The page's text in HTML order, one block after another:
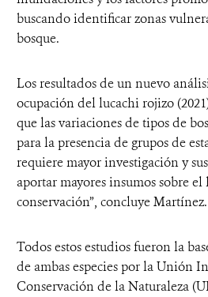
buscando identificar zonas
bosque.
Los resultados de un nuevo
ocupación del lucachi rojizo
que las variaciones de tipos de
para la presencia de grupos de
requiere mayor investigación y
aportar mayores insumos sobre
conservación”, concluye Martínez.
Todos estos estudios fueron la
de ambas especies por la Unión
Conservación de la Naturaleza